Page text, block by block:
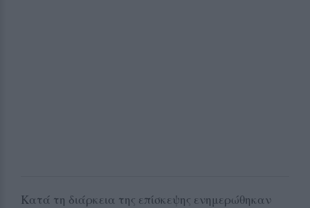
Κατά τη διάρκεια της επίσκεψης ενημερώθηκαν